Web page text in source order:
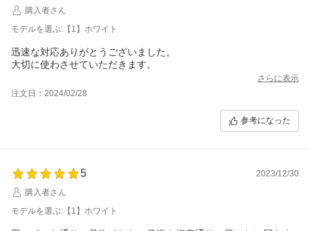
購入者さん
モデルを選ぶ:【1】ホワイト
迅速な対応ありがとうございました。
大切に使わさせていただきます。
さらに表示
注文日：2024/02/28
参考になった
5
2023/12/30
購入者さん
モデルを選ぶ:【1】ホワイト